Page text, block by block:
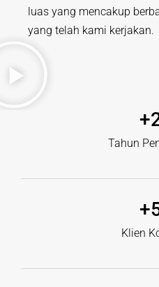
luas yang mencakup
yang telah kami kerjakan.
Tahun
+
Klien
+